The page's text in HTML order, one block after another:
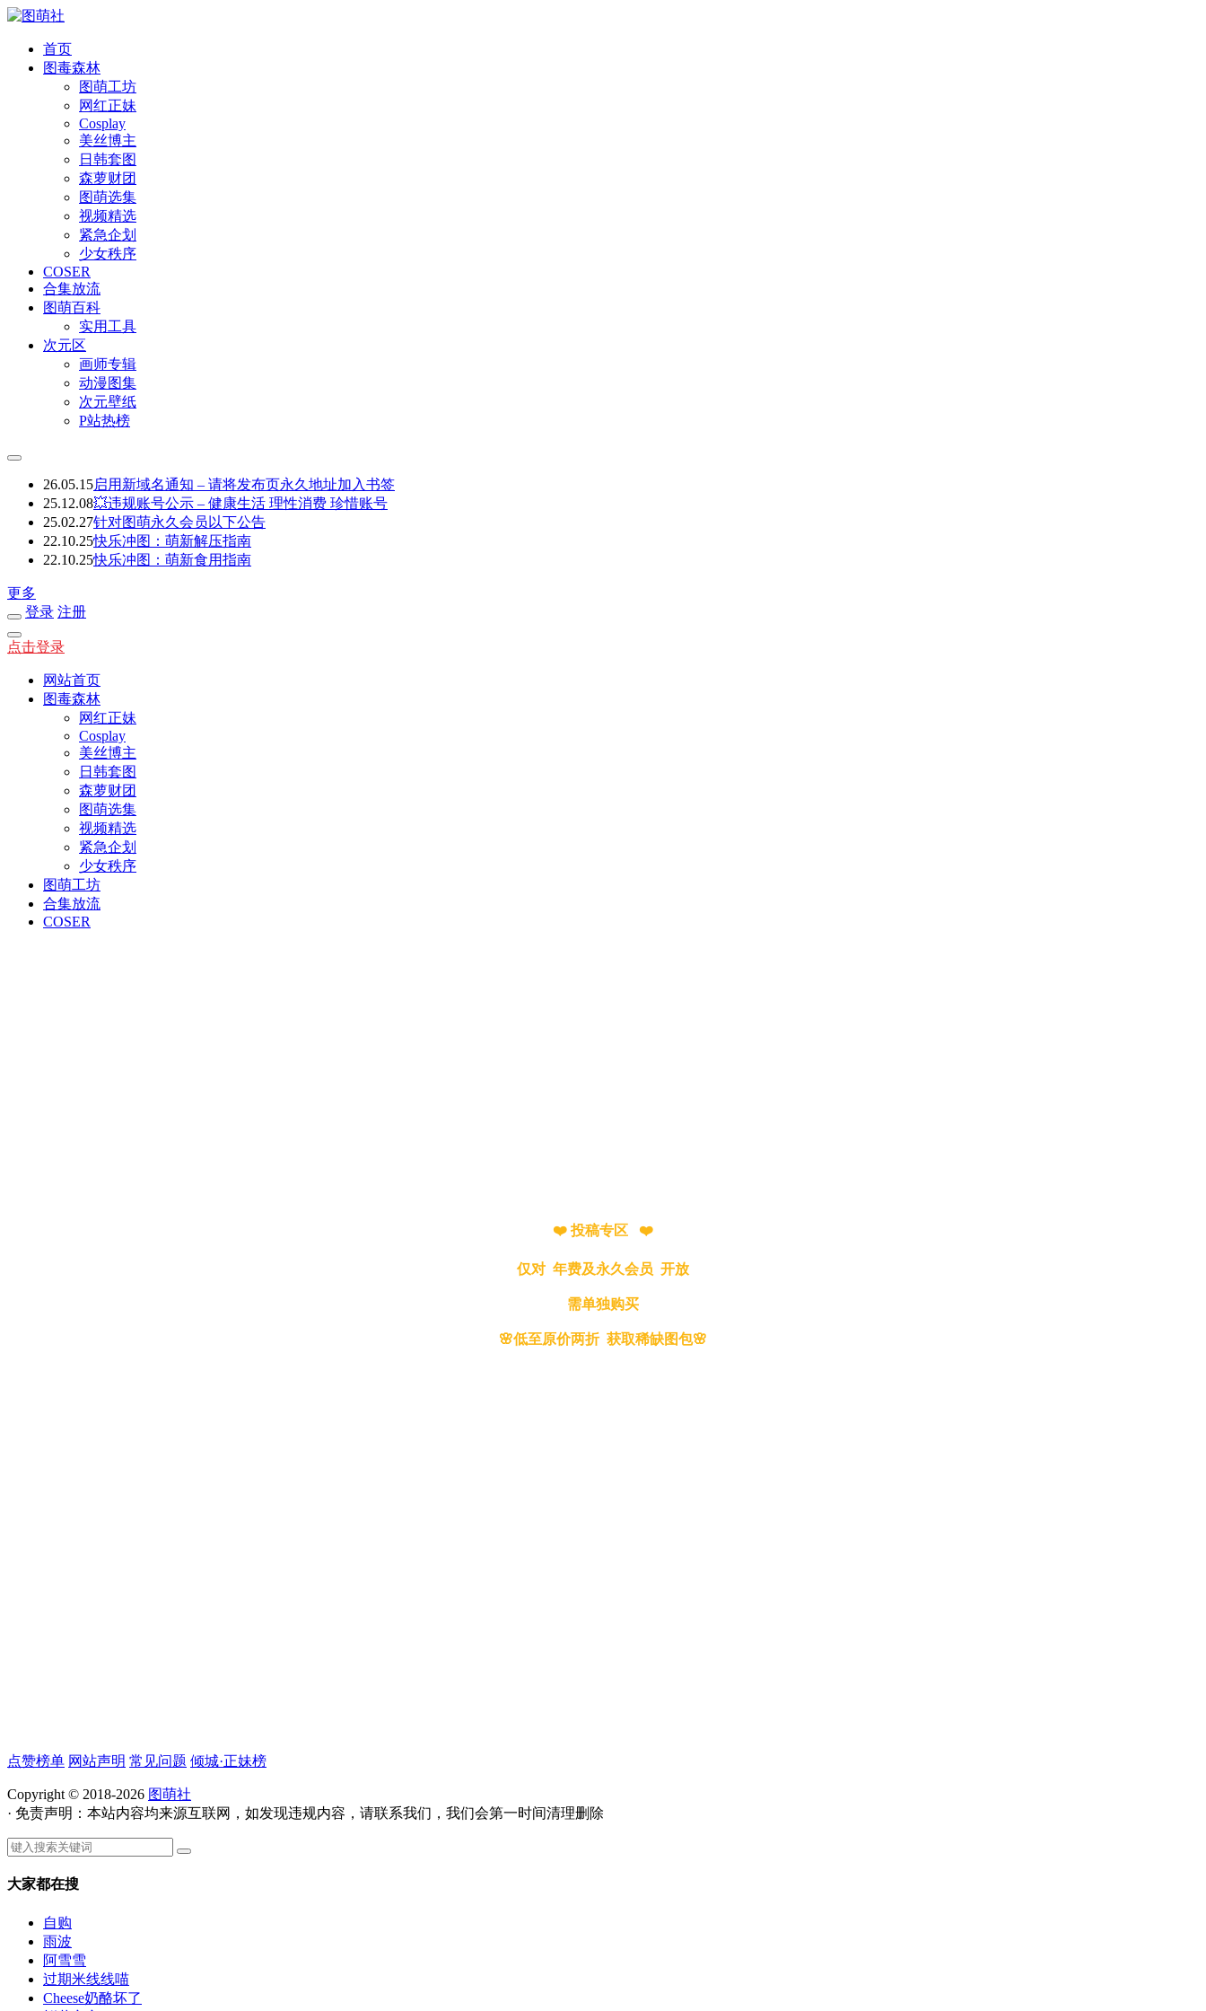
首页
图毒森林
图萌工坊
网红正妹
Cosplay
美丝博主
日韩套图
森萝财团
图萌选集
视频精选
紧急企划
少女秩序
COSER
合集放流
图萌百科
实用工具
次元区
画师专辑
动漫图集
次元壁纸
P站热榜
26.05.15启用新域名通知 – 请将发布页永久地址加入书签
25.12.08💥违规账号公示 – 健康生活 理性消费 珍惜账号
25.02.27针对图萌永久会员以下公告
22.10.25快乐冲图：萌新解压指南
22.10.25快乐冲图：萌新食用指南
更多
登录 注册
点击登录
网站首页
图毒森林
网红正妹
Cosplay
美丝博主
日韩套图
森萝财团
图萌选集
视频精选
紧急企划
少女秩序
图萌工坊
合集放流
COSER
❤️ 投稿专区 ❤️
仅对 年费及永久会员 开放
需单独购买
🌸低至原价两折 获取稀缺图包🌸
点赞榜单 网站声明 常见问题 倾城·正妹榜
Copyright © 2018-2026 图萌社
· 免责声明：本站内容均来源互联网，如发现违规内容，请联系我们，我们会第一时间清理删除
大家都在搜
自购
雨波
阿雪雪
过期米线线喵
Cheese奶酪坏了